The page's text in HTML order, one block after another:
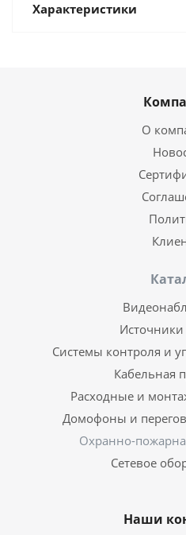
Характеристики
О
Системы контроля и
Кабельная
Расходные и
Домофоны и
Охранно-
Сетевое
Наши